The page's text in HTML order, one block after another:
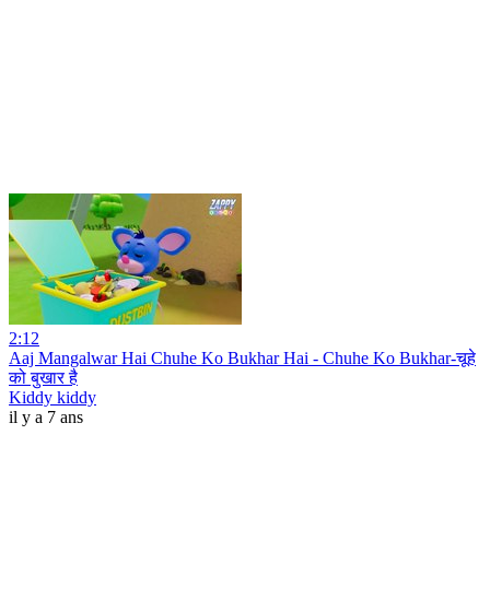
2:12
Aaj Mangalwar Hai Chuhe Ko Bukhar Hai - Chuhe Ko Bukhar-चूहे
को बुखार है
Kiddy kiddy
il y a 7 ans